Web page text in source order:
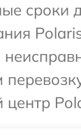
сроки
центр